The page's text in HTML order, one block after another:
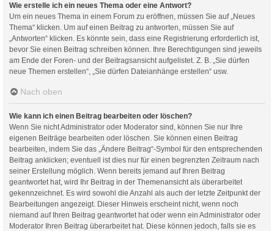
Wie erstelle ich ein neues Thema oder eine Antwort?
Um ein neues Thema in einem Forum zu eröffnen, müssen Sie auf „Neues
Thema“ klicken. Um auf einen Beitrag zu antworten, müssen Sie auf
„Antworten“ klicken. Es könnte sein, dass eine Registrierung erforderlich ist,
bevor Sie einen Beitrag schreiben können. Ihre Berechtigungen sind jeweils
am Ende der Foren- und der Beitragsansicht aufgelistet. Z. B. „Sie dürfen
neue Themen erstellen“, „Sie dürfen Dateianhänge erstellen“ usw.
Nach oben
Wie kann ich einen Beitrag bearbeiten oder löschen?
Wenn Sie nicht Administrator oder Moderator sind, können Sie nur Ihre
eigenen Beiträge bearbeiten oder löschen. Sie können einen Beitrag
bearbeiten, indem Sie das „Ändere Beitrag“-Symbol für den entsprechenden
Beitrag anklicken; eventuell ist dies nur für einen begrenzten Zeitraum nach
seiner Erstellung möglich. Wenn bereits jemand auf Ihren Beitrag
geantwortet hat, wird Ihr Beitrag in der Themenansicht als überarbeitet
gekennzeichnet. Es wird sowohl die Anzahl als auch der letzte Zeitpunkt der
Bearbeitungen angezeigt. Dieser Hinweis erscheint nicht, wenn noch
niemand auf Ihren Beitrag geantwortet hat oder wenn ein Administrator oder
Moderator Ihren Beitrag überarbeitet hat. Diese können jedoch, falls sie es